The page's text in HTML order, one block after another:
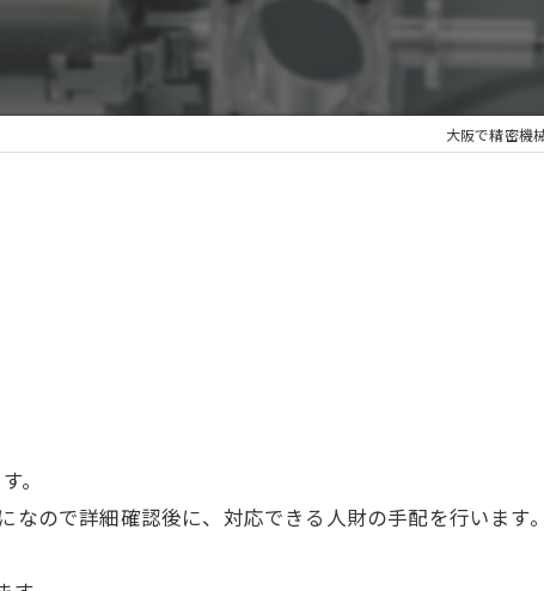
大阪で精密機
。
ので詳細確認後に、対応できる人財の手配を行います。